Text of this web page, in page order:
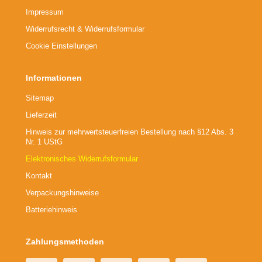
Impressum
Widerrufsrecht & Widerrufsformular
Cookie Einstellungen
Informationen
Sitemap
Lieferzeit
Hinweis zur mehrwertsteuerfreien Bestellung nach §12 Abs. 3
Nr. 1 UStG
Elektronisches Widerrufsformular
Kontakt
Verpackungshinweise
Batteriehinweis
Zahlungsmethoden